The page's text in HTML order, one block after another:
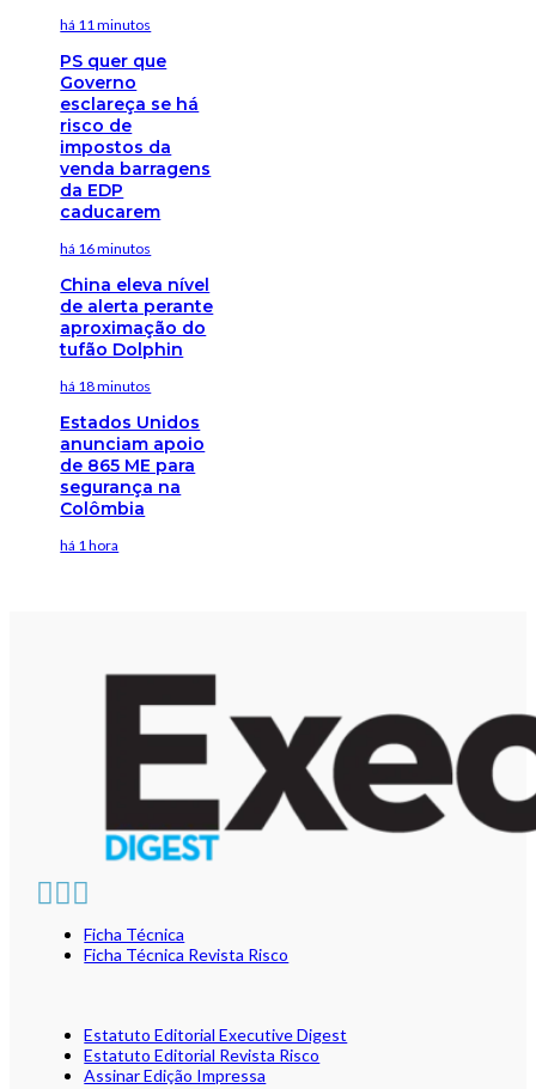
há 11 minutos
PS quer que
Governo
esclareça se há
risco de
impostos da
venda barragens
da EDP
caducarem
há 16 minutos
China eleva nível
de alerta perante
aproximação do
tufão Dolphin
há 18 minutos
Estados Unidos
anunciam apoio
de 865 ME para
segurança na
Colômbia
há 1 hora
Ficha Técnica
Ficha Técnica Revista Risco
Estatuto Editorial Executive Digest
Estatuto Editorial Revista Risco
Assinar Edição Impressa